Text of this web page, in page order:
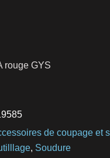
rouge GYS
de coupage et
Soudure